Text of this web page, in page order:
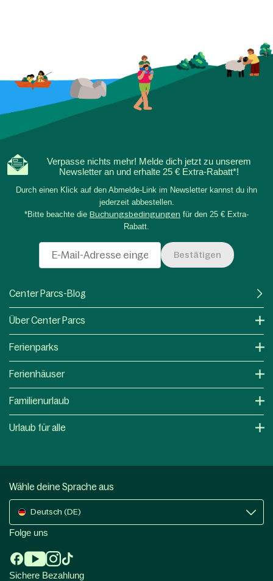
Verpasse nichts mehr! Melde dich jetzt zu unserem
Newsletter an und erhalte 25 € Extra-Rabatt*!
Durch einen Klick auf den Abmelde-Link im Newsletter kannst du ihn
jederzeit abbestellen.
*Bitte beachte die Buchungsbedingungen für den 25 € Extra-
Rabatt.
Bestätigen
Center Parcs-Blog
Über Center Parcs
Ferienparks
Ferienhäuser
Familienurlaub
Urlaub für alle
Wähle deine Sprache aus
Deutsch (DE)
Folge uns
Sichere Bezahlung